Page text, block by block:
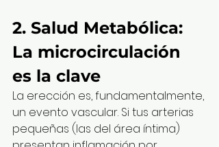
2. Salud Metabólica:
La microcirculación
es la clave
La erección es, fundamentalmente,
un evento vascular. Si tus arterias
pequeñas (las del área íntima)